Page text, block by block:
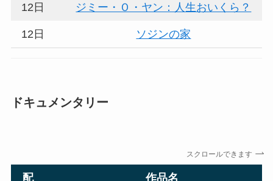
12日 ジミー・Ｏ・ヤン：人生おいくら？
12日 ソジンの家
ドキュメンタリー
スクロールできます
配 作品名